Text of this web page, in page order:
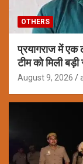
OTHERS
प्रयागराज में एक
टीम को मिली
August 9, 2026